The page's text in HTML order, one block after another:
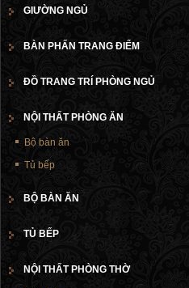
GIƯỜNG NGỦ
BÀN PHẤN TRANG ĐIỂM
ĐỒ TRANG TRÍ PHÒNG NGỦ
NỘI THẤT PHÒNG ĂN
Bộ bàn ăn
Tủ bếp
BỘ BÀN ĂN
TỦ BẾP
NỘI THẤT PHÒNG THỜ